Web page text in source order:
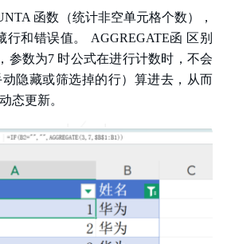
函数（统计非空单元格个数），
行和错误值。 AGGREGATE函 区别
参数为7 时公式在进行计数时，不会
隐藏或筛选掉的行）算进去，从而
态更新。